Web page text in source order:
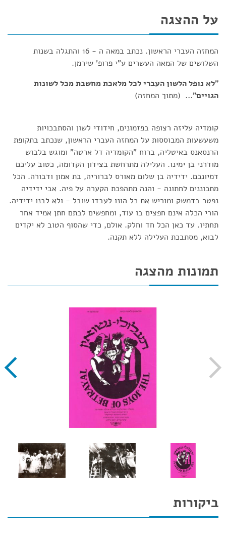
על ההצגה
המחזה העברי הראשון. נכתב במאה ה - 16 והתגלה בשנות
השלושים של המאה העשרים ע"י פרופ' שירמן.
"לא נופל הלשון העברי לכל מלאכת מחשבת מכל לשונות
הגויים"... (מתוך המחזה)
קומדיה עליזה רצופה בפזמונים, חידודי לשון והסתבכויות
משעשעות המבוססות על המחזה העברי הראשון, שנכתב בתקופת
הרנסאנס באיטליה, ברוח "הקומדיה דל ארטה" ומוגש בלבוש
מודרני בן ימינו. העלילה מתרחשת בצידון הקדומה, כטוב עליכם
דמיונכם. ידידיה בן שלום מאורס לברוריה, בת אמון ודבורה. הכל
מתכוננים לחתונה - והנה מתהפכת הקערה על פיה. אבי ידידיה
נפטר בדמשק ומוריש את כל הונו לעבדו שובל - ולא לבנו ידידיה.
הורי הכלה אינם חפצים בו עוד, ומחפשים לבתם חתן אמיד אחר
תחתיו. עד כאן הכל חד וחלק. אולם, כדי שהסוף הטוב לא יקדים
לבוא, מסתבכת העלילה ללא תקנה.
תמונות מהצגה
ביקורות